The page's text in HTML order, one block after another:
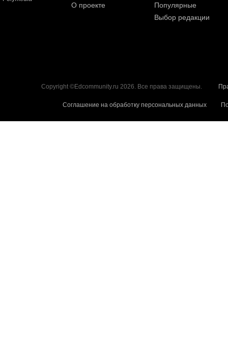
О проекте
Популярные
Выбор редакции
Copyright ©Edcommunity.ru 2026. Все права защищены.
Соглашение на обработку персональных данных